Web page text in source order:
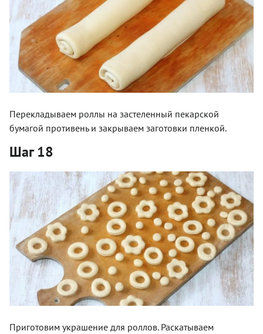
Перекладываем роллы на застеленный пекарской
бумагой противень и закрываем заготовки пленкой.
Шаг 18
Приготовим украшение для роллов. Раскатываем